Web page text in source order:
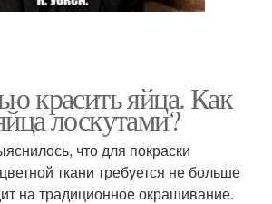
красить яйца. Как
лоскутами?
что для покраски
ткани требуется не больше
на традиционное окрашивание.